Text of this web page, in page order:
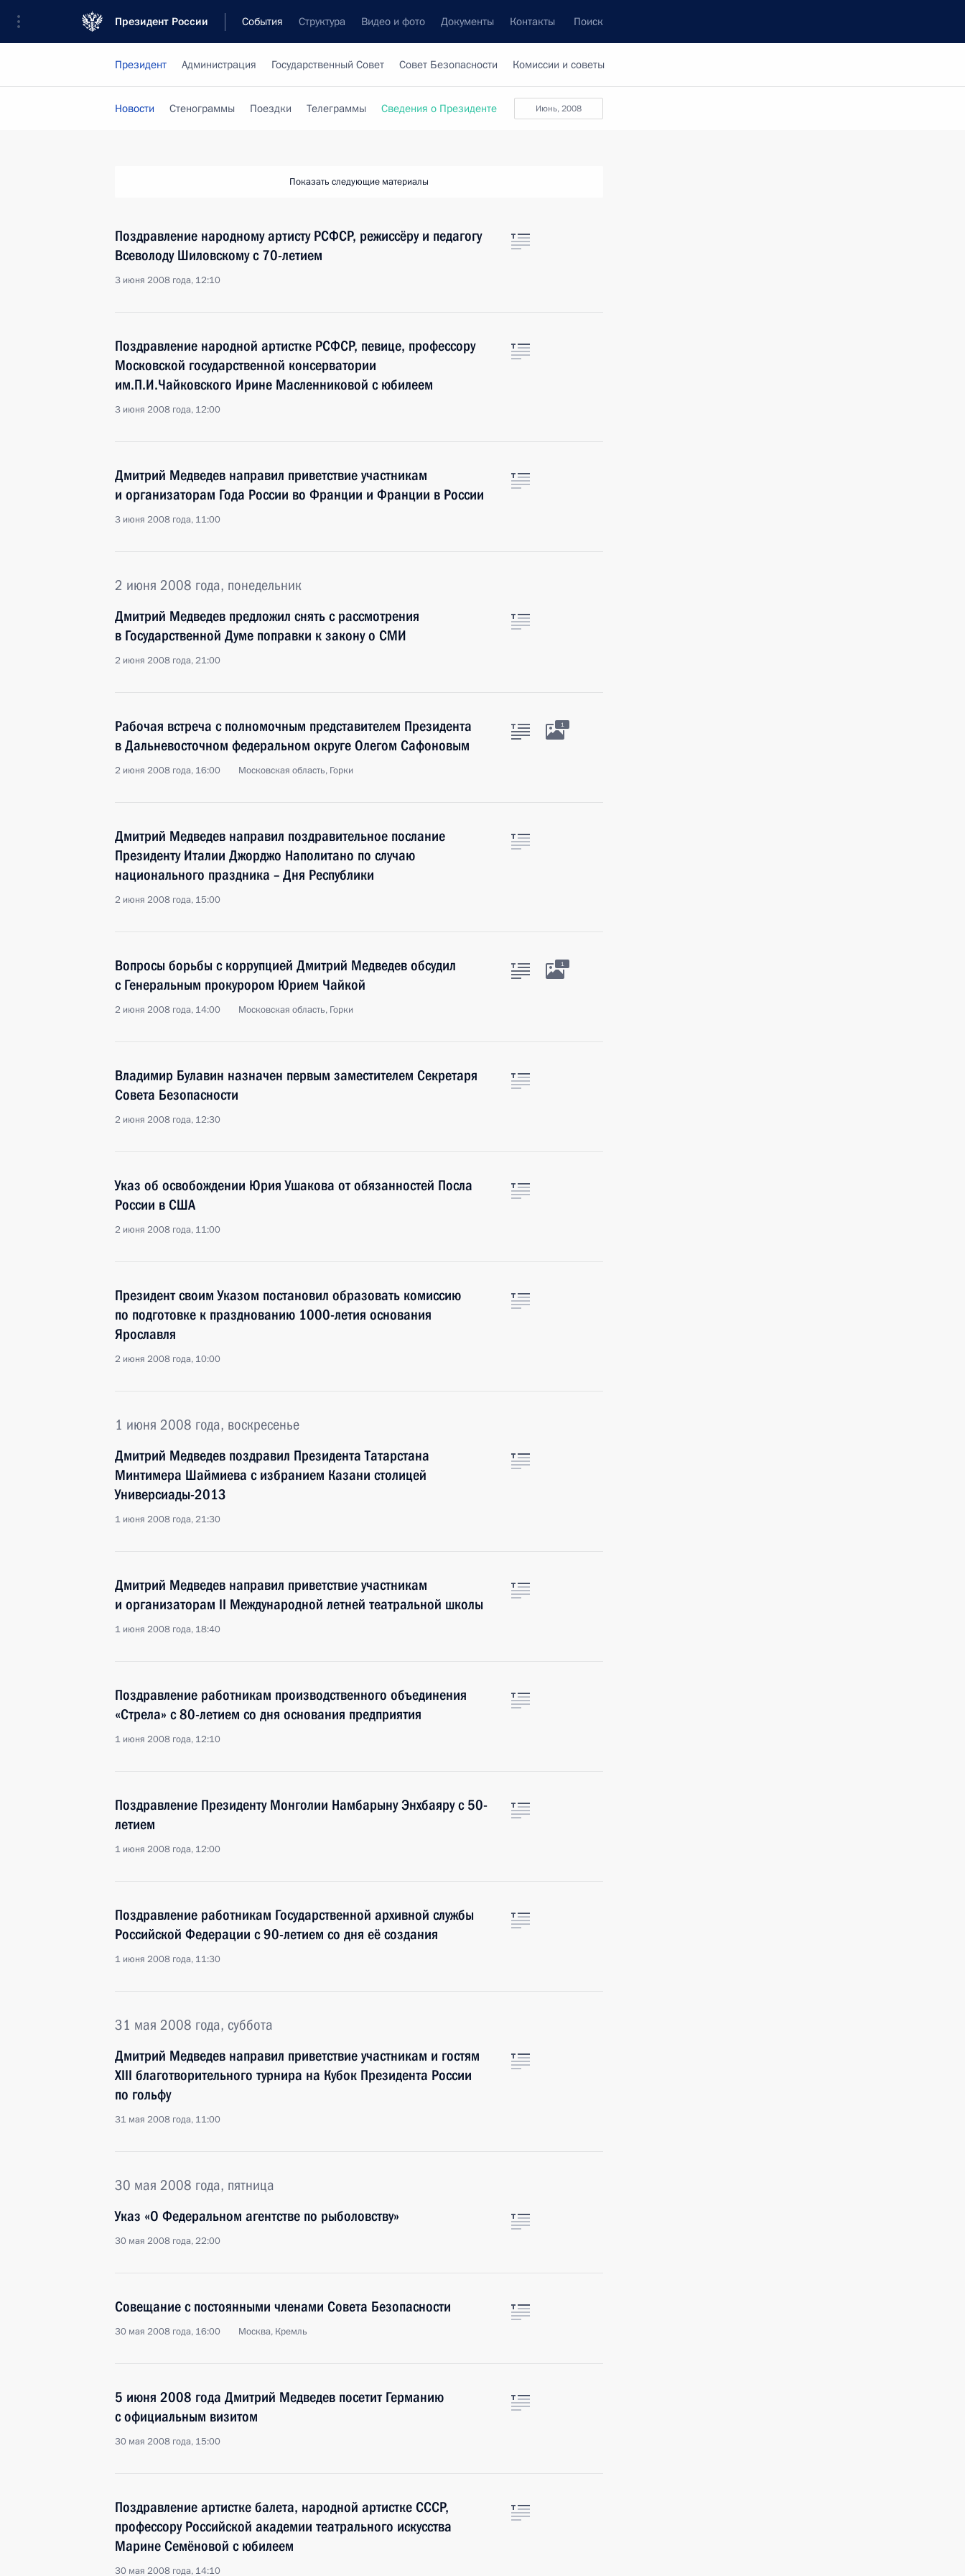
Президент России События Структура Видео и фото Документы Контакты Поиск
Президент Администрация Государственный Совет Совет Безопасности Комиссии и советы
июнь, 2008
Новости Стенограммы Поездки Телеграммы Сведения о Президенте
Показать следующие материалы
Поздравление народному артисту РСФСР, режиссёру и педагогу
Всеволоду Шиловскому с 70-летием
3 июня 2008 года, 12:10
Поздравление народной артистке РСФСР, певице, профессору
Московской государственной консерватории
им.П.И.Чайковского Ирине Масленниковой с юбилеем
3 июня 2008 года, 12:00
Дмитрий Медведев направил приветствие участникам
и организаторам Года России во Франции и Франции в России
3 июня 2008 года, 11:00
2 июня 2008 года, понедельник
Дмитрий Медведев предложил снять с рассмотрения
в Государственной Думе поправки к закону о СМИ
2 июня 2008 года, 21:00
Рабочая встреча с полномочным представителем Президента
в Дальневосточном федеральном округе Олегом Сафоновым
2 июня 2008 года, 16:00 Московская область, Горки
1
Дмитрий Медведев направил поздравительное послание
Президенту Италии Джорджо Наполитано по случаю
национального праздника – Дня Республики
2 июня 2008 года, 15:00
Вопросы борьбы с коррупцией Дмитрий Медведев обсудил
с Генеральным прокурором Юрием Чайкой
2 июня 2008 года, 14:00 Московская область, Горки
1
Владимир Булавин назначен первым заместителем Секретаря
Совета Безопасности
2 июня 2008 года, 12:30
Указ об освобождении Юрия Ушакова от обязанностей Посла
России в США
2 июня 2008 года, 11:00
Президент своим Указом постановил образовать комиссию
по подготовке к празднованию 1000-летия основания
Ярославля
2 июня 2008 года, 10:00
1 июня 2008 года, воскресенье
Дмитрий Медведев поздравил Президента Татарстана
Минтимера Шаймиева с избранием Казани столицей
Универсиады-2013
1 июня 2008 года, 21:30
Дмитрий Медведев направил приветствие участникам
и организаторам II Международной летней театральной школы
1 июня 2008 года, 18:40
Поздравление работникам производственного объединения
«Стрела» с 80-летием со дня основания предприятия
1 июня 2008 года, 12:10
Поздравление Президенту Монголии Намбарыну Энхбаяру с 50-
летием
1 июня 2008 года, 12:00
Поздравление работникам Государственной архивной службы
Российской Федерации с 90-летием со дня её создания
1 июня 2008 года, 11:30
31 мая 2008 года, суббота
Дмитрий Медведев направил приветствие участникам и гостям
XIII благотворительного турнира на Кубок Президента России
по гольфу
31 мая 2008 года, 11:00
30 мая 2008 года, пятница
Указ «О Федеральном агентстве по рыболовству»
30 мая 2008 года, 22:00
Совещание с постоянными членами Совета Безопасности
30 мая 2008 года, 16:00 Москва, Кремль
5 июня 2008 года Дмитрий Медведев посетит Германию
с официальным визитом
30 мая 2008 года, 15:00
Поздравление артистке балета, народной артистке СССР,
профессору Российской академии театрального искусства
Марине Семёновой с юбилеем
30 мая 2008 года, 14:10